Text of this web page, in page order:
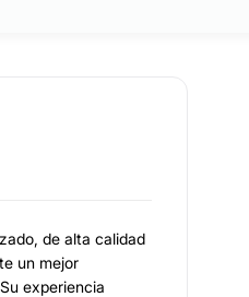
de alta calidad
un mejor
experiencia